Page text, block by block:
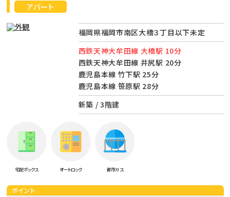
アパート
福岡県福岡市南区大橋３丁目以下未定
西鉄天神大牟田線 大橋駅 10分
西鉄天神大牟田線 井尻駅 20分
鹿児島本線 竹下駅 25分
鹿児島本線 笹原駅 28分
新築 / 3階建
宅配ボックス オートロック 都市ガス
ポイント